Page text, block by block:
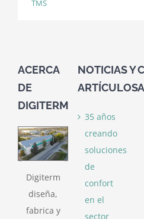
TMS
ACERCA
DE
DIGITERM
Digiterm
diseña,
fabrica y
NOTICIAS Y
ARTÍCULOS
35 años
creando
soluciones
de
confort
en el
sector